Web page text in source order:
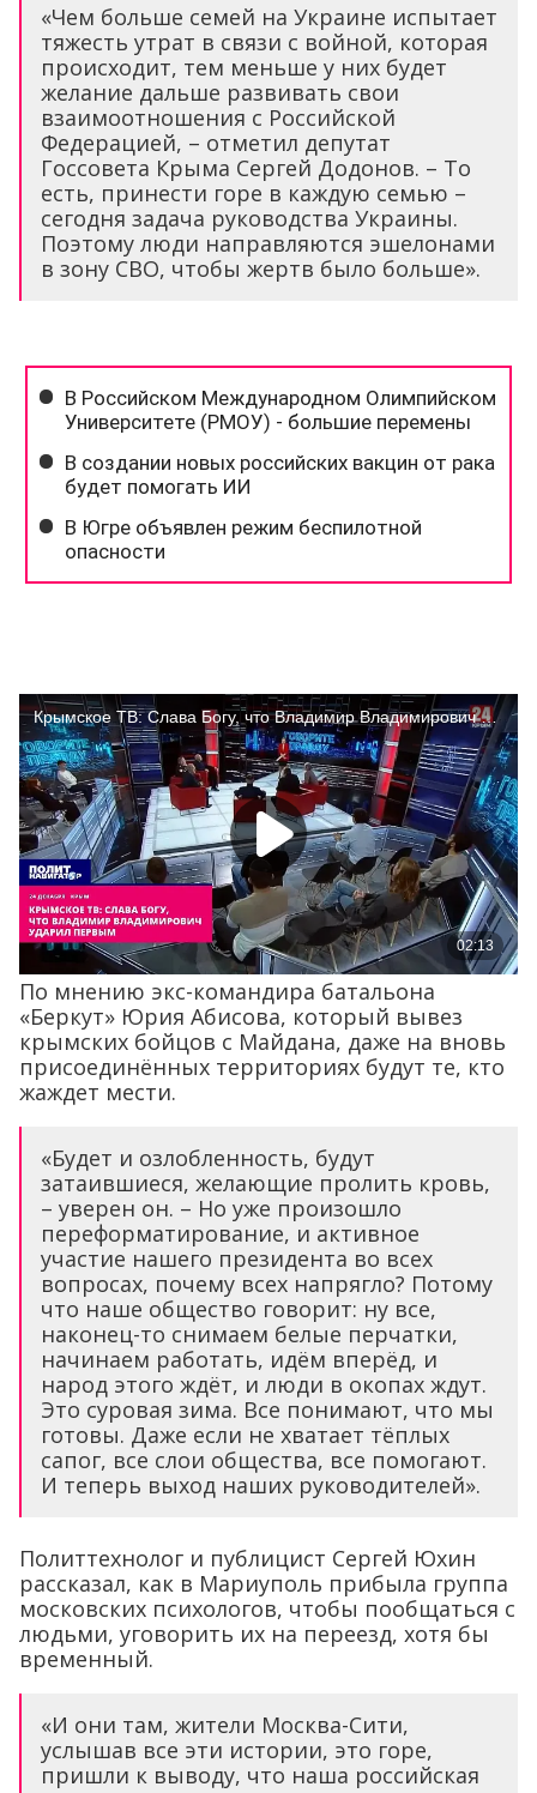
«Чем больше семей на Украине испытает
тяжесть утрат в связи с войной, которая
происходит, тем меньше у них будет
желание дальше развивать свои
взаимоотношения с Российской
Федерацией, – отметил депутат
Госсовета Крыма Сергей Додонов. – То
есть, принести горе в каждую семью –
сегодня задача руководства Украины.
Поэтому люди направляются эшелонами
в зону СВО, чтобы жертв было больше».
По мнению экс-командира батальона
«Беркут» Юрия Абисова, который вывез
крымских бойцов с Майдана, даже на вновь
присоединённых территориях будут те, кто
жаждет мести.
«Будет и озлобленность, будут
затаившиеся, желающие пролить кровь,
– уверен он. – Но уже произошло
переформатирование, и активное
участие нашего президента во всех
вопросах, почему всех напрягло? Потому
что наше общество говорит: ну все,
наконец-то снимаем белые перчатки,
начинаем работать, идём вперёд, и
народ этого ждёт, и люди в окопах ждут.
Это суровая зима. Все понимают, что мы
готовы. Даже если не хватает тёплых
сапог, все слои общества, все помогают.
И теперь выход наших руководителей».
Политтехнолог и публицист Сергей Юхин
рассказал, как в Мариуполь прибыла группа
московских психологов, чтобы пообщаться с
людьми, уговорить их на переезд, хотя бы
временный.
«И они там, жители Москва-Сити,
услышав все эти истории, это горе,
пришли к выводу, что наша российская